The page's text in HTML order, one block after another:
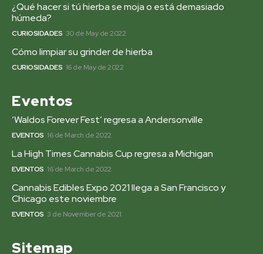
¿Qué hacer si tú hierba se moja o está demasiado
húmeda?
CURIOSIDADES 30 de May de 2022
Cómo limpiar su grinder de hierba
CURIOSIDADES 16 de May de 2022
Eventos
‘Waldos Forever Fest’ regresa a Andersonville
EVENTOS 16 de March de 2022
La High Times Cannabis Cup regresa a Michigan
EVENTOS 16 de March de 2022
Cannabis Edibles Expo 2021 llega a San Francisco y
Chicago este noviembre
EVENTOS 3 de November de 2021
Sitemap